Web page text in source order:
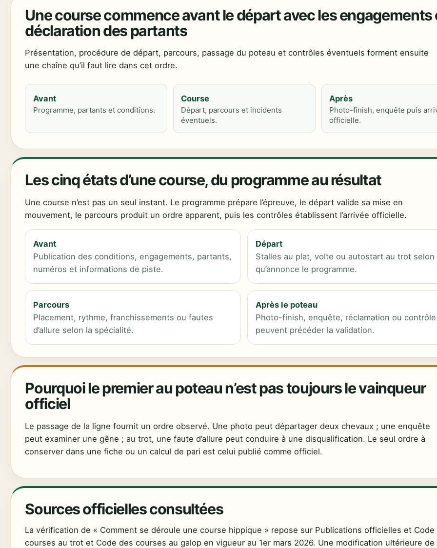
Une course commence avant le départ avec les engagements
déclaration des partants
Présentation, procédure de départ, parcours, passage du poteau et contrôles éventuels forment ensuite
une chaîne qu’il faut lire dans cet ordre.
Avant
Programme, partants et conditions.
Course
Départ, parcours et incidents
éventuels.
Après
Photo-finish, enquête puis
officielle.
Les cinq états d’une course, du programme au résultat
Une course n’est pas un seul instant. Le programme prépare l’épreuve, le départ valide sa mise en
mouvement, le parcours produit un ordre apparent, puis les contrôles établissent l’arrivée officielle.
Avant
Publication des conditions, engagements, partants,
numéros et informations de piste.
Départ
Stalles au plat, volte ou autostart au trot selon
qu’annonce le programme.
Parcours
Placement, rythme, franchissements ou fautes
d’allure selon la spécialité.
Après le poteau
Photo-finish, enquête, réclamation ou contrôle
peuvent précéder la validation.
Pourquoi le premier au poteau n’est pas toujours le vainqueur
officiel
Le passage de la ligne fournit un ordre observé. Une photo peut départager deux chevaux ; une enquête
peut examiner une gêne ; au trot, une faute d’allure peut conduire à une disqualification. Le seul ordre à
conserver dans une fiche ou un calcul de pari est celui publié comme officiel.
Sources officielles consultées
La vérification de « Comment se déroule une course hippique » repose sur Publications officielles et Code
courses au trot et Code des courses au galop en vigueur au 1er mars 2026. Une modification ultérieure de